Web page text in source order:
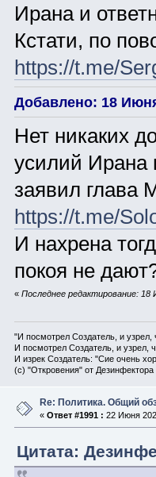
Ирана и
Кстати, по
https://t.me/
Добавлено: 18
Нет никаких
усилий Ирана
заявил глава
https://t.me/
И нахрена
покоя не
« Последнее редактирование:
"И посмотрел Создатель, и
И посмотрел Создатель, и узрел,
И изрек Создатель: "Сие очень
(с) "Откровения" от Дезинфектора
Re: Политика. Общий
« Ответ #1991 : 22 Июня
Цитата: